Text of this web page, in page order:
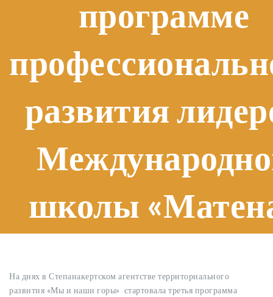
программе
развития
школы
На днях в Степанакертском агентстве территориального
развития «Мы и наши горы» стартовала третья программа